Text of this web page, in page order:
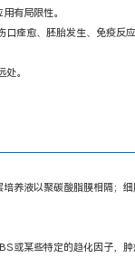
有局限性。
痊愈、胚胎发生、免疫反
。
养液以聚碳酸脂膜相隔；
或某些特定的趋化因子，